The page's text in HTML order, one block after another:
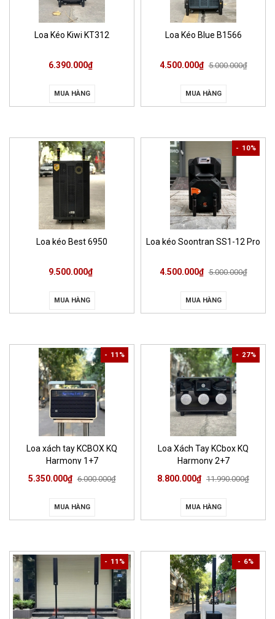
Loa Kéo Kiwi KT312
6.390.000₫
MUA HÀNG
Loa Kéo Blue B1566
4.500.000₫ 5.000.000₫
MUA HÀNG
Loa kéo Best 6950
9.500.000₫
MUA HÀNG
- 10%
Loa kéo Soontran SS1-12 Pro
4.500.000₫ 5.000.000₫
MUA HÀNG
- 11%
Loa xách tay KCBOX KQ
Harmony 1+7
5.350.000₫ 6.000.000₫
MUA HÀNG
- 27%
Loa Xách Tay KCbox KQ
Harmony 2+7
8.800.000₫ 11.990.000₫
MUA HÀNG
- 11% - 6%